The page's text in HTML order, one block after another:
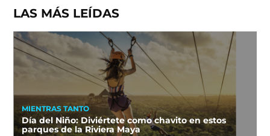
LAS MÁS LEÍDAS
MIENTRAS TANTO
Día del Niño: Diviértete como chavito en estos
parques de la Riviera Maya